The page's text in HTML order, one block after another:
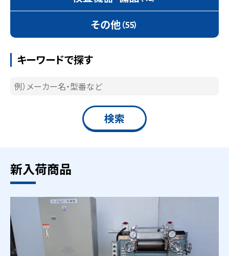
その他（55）
キーワードで探す
新入荷商品